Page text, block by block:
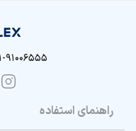
91006555
راهنمای استفاده